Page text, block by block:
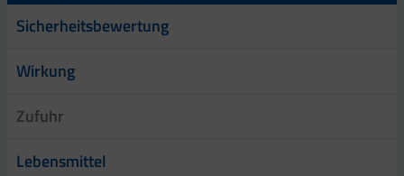
Sicherheitsbewertung
Wirkung
Zufuhr
Lebensmittel